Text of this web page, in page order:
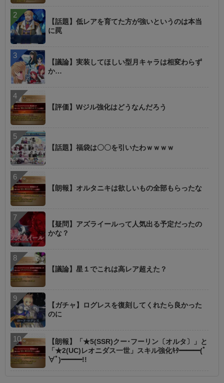
【話題】低レアを育てた方が強いというのは本当
に罠
【議論】実装してほしい型月キャラは相変わらず
か…
【評価】Wジル強化はどうなんだろう
【話題】福袋は〇〇を引いたわｗｗｗｗ
【朗報】オルタニキは欲しいもの全部もらったな
【疑問】アズライールって人気出る予定だったの
かな？
【議論】星１でこれは高レア超えた？
【ガチャ】ログレスを復刻してくれたら良かった
のに
【朗報】「★5(SSR)クー･フーリン〔オルタ〕」と
「★2(UC)レオニダス一世」スキル強化ｷﾀ━━━(ﾟ
∀ﾟ)━━━!!